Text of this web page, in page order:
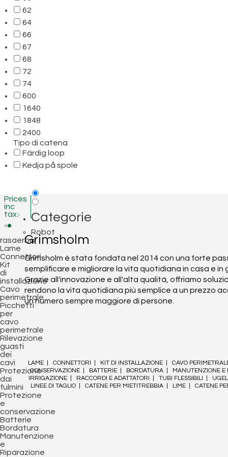
62
64
66
67
68
72
74
600
1640
1848
2400
Tipo di catena
Färdig loop
Kedja på spole
Grimsholm
Grimsholm è stata fondata nel 2014 con una forte
semplificare e migliorare la vita quotidiana in casa e in
Grazie all'innovazione e all'alta qualità, offriamo
rendono la vita quotidiana più semplice a un prezzo
un numero sempre maggiore di persone.
LAME CONNETTORI KIT DI INSTALLAZIONE
CAVO
CONSERVAZIONE
BATTERIE BORDATURA
MANUTENZIONE E
IRRIGAZIONE
RACCORDI E ADATTATORI TUBI FLESSIBILI
LINEE DI TAGLIO
CATENE PER MIETITREBBIA LIME CATENE
Prices
inc
tax
Categorie
Robot
rasaerba
Lame
Connettori
Kit
di
installazione
Cavo
perimetrale
Picchetti
per
cavo
perimetrale
Rilevazione
guasti
dei
cavi
Protezione
dai
fulmini
Protezione
e
conservazione
Batterie
Bordatura
Manutenzione
e
Riparazione